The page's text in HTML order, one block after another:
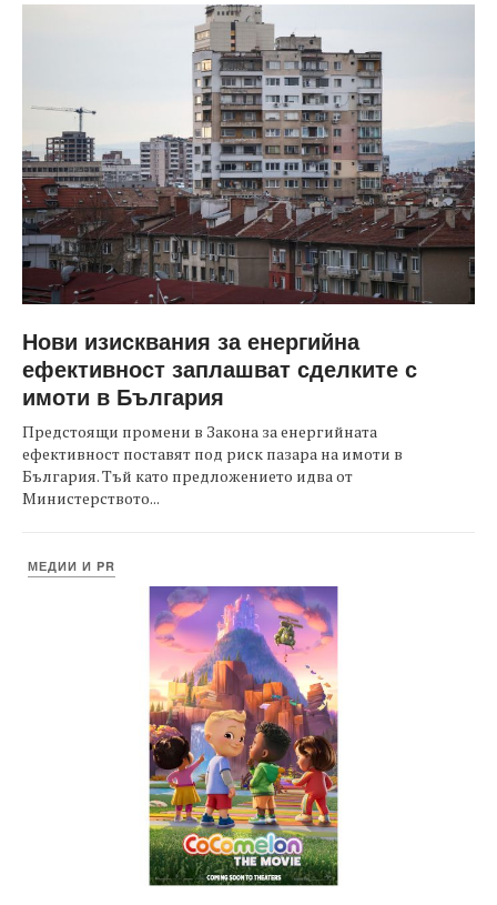
Нови изисквания за енергийна
ефективност заплашват сделките с
имоти в България
Предстоящи промени в Закона за енергийната
ефективност поставят под риск пазара на имоти в
България. Тъй като предложението идва от
Министерството...
МЕДИИ И PR